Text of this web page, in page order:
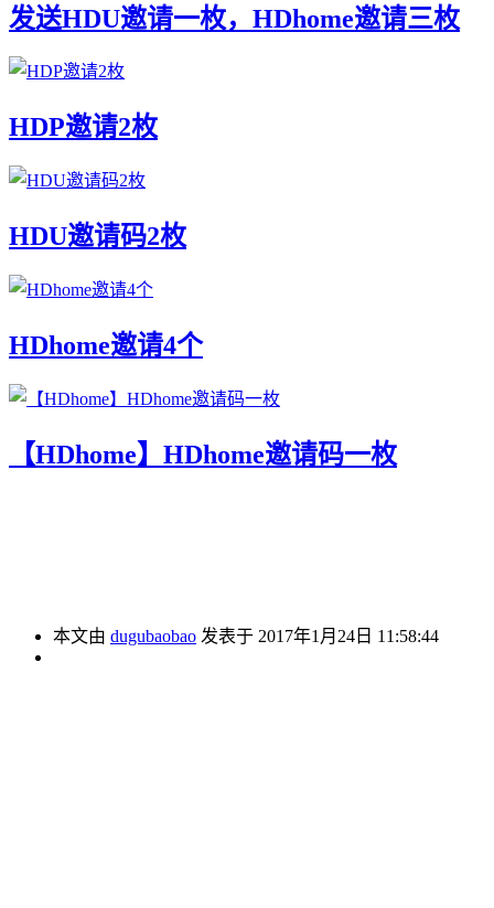
发送HDU邀请一枚，HDhome邀请三枚
HDP邀请2枚
HDU邀请码2枚
HDhome邀请4个
【HDhome】HDhome邀请码一枚
本文由 dugubaobao 发表于 2017年1月24日 11:58:44